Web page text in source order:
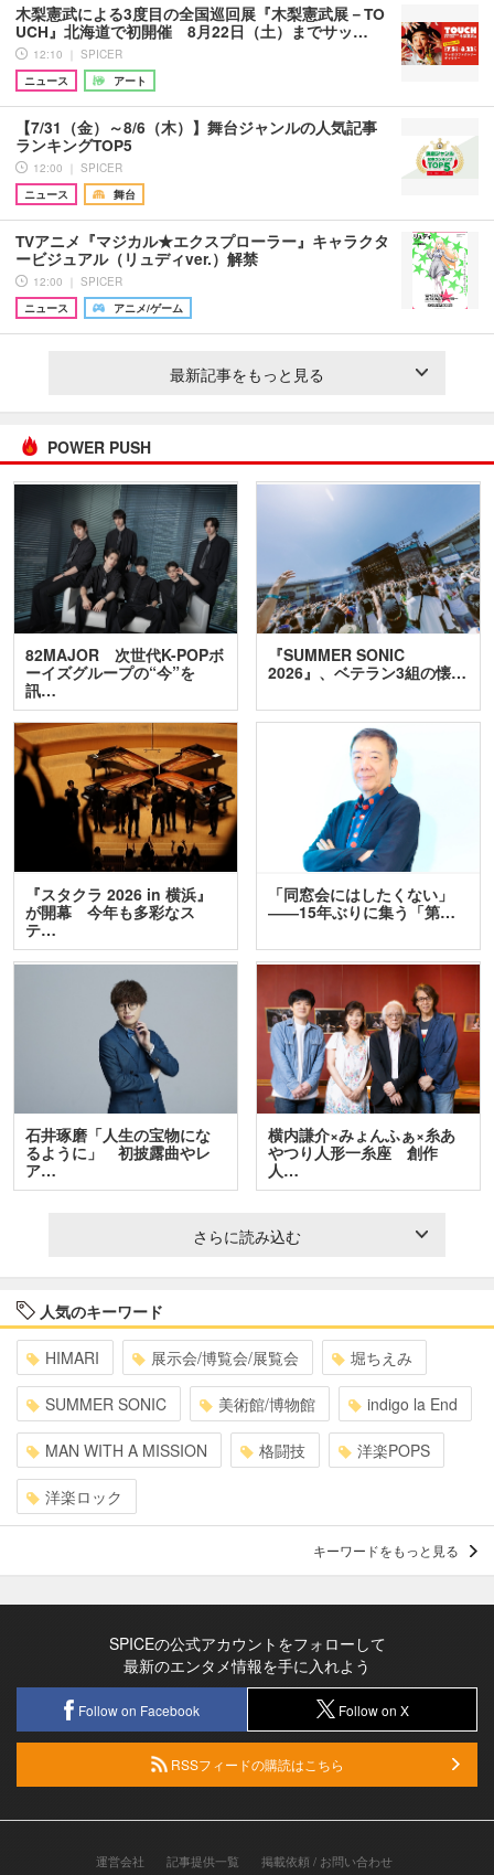
木梨憲武による3度目の全国巡回展『木梨憲武展－TO
UCH』北海道で初開催 8月22日（土）までサッ…
12:10 ｜ SPICER
ニュース
アート
【7/31（金）～8/6（木）】舞台ジャンルの人気記事
ランキングTOP5
12:00 ｜ SPICER
ニュース
舞台
TVアニメ『マジカル★エクスプローラー』キャラクタ
ービジュアル（リュディver.）解禁
12:00 ｜ SPICER
ニュース
アニメ/ゲーム
最新記事をもっと見る
POWER PUSH
82MAJOR 次世代K-POPボ
ーイズグループの“今”を
訊…
『SUMMER SONIC
2026』、ベテラン3組の懐…
『スタクラ 2026 in 横浜』
が開幕 今年も多彩なス
テ…
「同窓会にはしたくない」
――15年ぶりに集う「第…
石井琢磨「人生の宝物にな
るように」 初披露曲やレ
ア…
横内謙介×みょんふぁ×糸あ
やつり人形一糸座 創作
人…
さらに読み込む
人気のキーワード
HIMARI 展示会/博覧会/展覧会 堀ちえみ
SUMMER SONIC 美術館/博物館 indigo la End
MAN WITH A MISSION 格闘技 洋楽POPS
洋楽ロック
キーワードをもっと見る
SPICEの公式アカウントをフォローして
最新のエンタメ情報を手に入れよう
Follow on Facebook Follow on X
RSSフィードの購読はこちら
運営会社 記事提供一覧 掲載依頼 / お問い合わせ